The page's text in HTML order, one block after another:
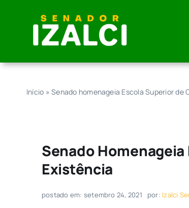
Início »Senado homenageia Escola Superior de
Senado Homenageia
Existência
postado em: setembro 24, 2021 por: Izalci